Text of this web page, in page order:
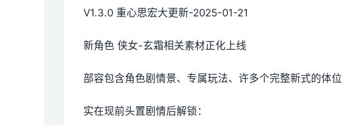
V1.3.0 重心思宏大更新-2025-01-21
新角色 侠女-玄霜相关素材正化上线
部容包含角色剧情景、专属玩法、许多个完整新式的体位
实在现前头置剧情后解锁：